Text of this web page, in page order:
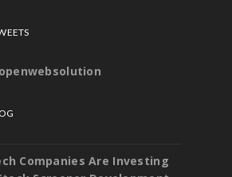
Companies Are Investing